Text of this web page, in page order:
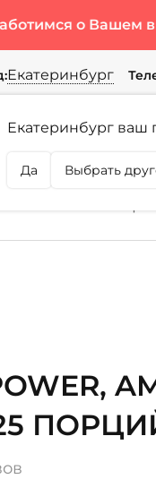
о Вашем выборе
Екатеринбург
Екатеринбург ваш
Да Выбрать